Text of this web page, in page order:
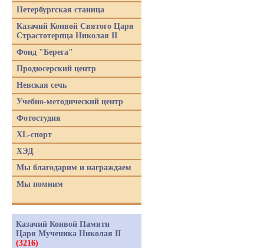
Петербургская станица
Казачий Конвой Святого Царя
Страстотерпца Николая II
Фонд "Берега"
Продюсерский центр
Невская сечь
Учебно-методический центр
Фотостудия
XL-спорт
ХЭД
Мы благодарим и награждаем
Мы помним
Казачий Конвой Памяти
Царя Мученика Николая II
(3216)